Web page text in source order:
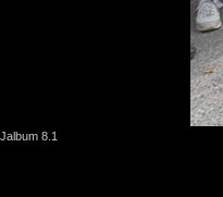
Jalbum 8.1